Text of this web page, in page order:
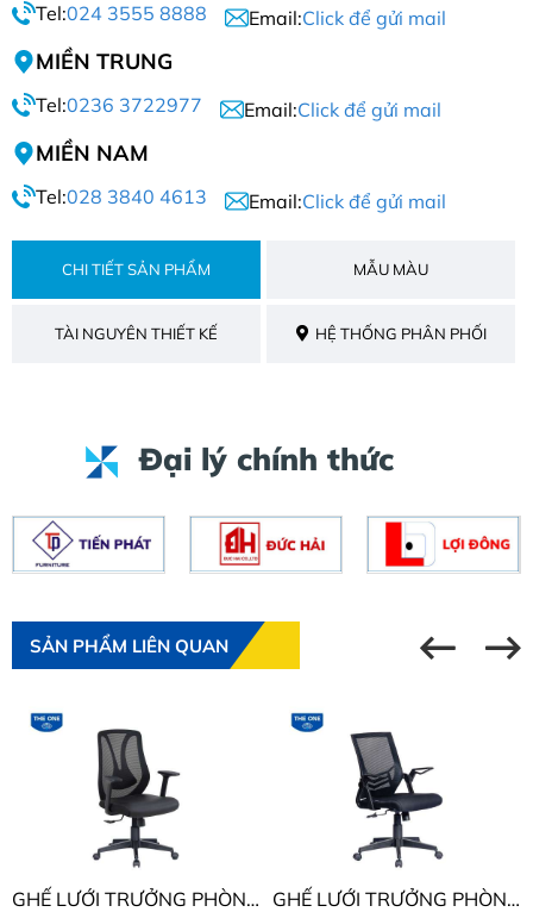
Tel:024 3555 8888 Email:Click để gửi mail
MIỀN TRUNG
Tel:0236 3722977 Email:Click để gửi mail
MIỀN NAM
Tel:028 3840 4613 Email:Click để gửi mail
CHI TIẾT SẢN PHẨM MẪU MÀU
TÀI NGUYÊN THIẾT KẾ HỆ THỐNG PHÂN PHỐI
Đại lý chính thức
SẢN PHẨM LIÊN QUAN
GHẾ LƯỚI TRƯỞNG PHÒNG THE ONE
GHẾ LƯỚI TRƯỞNG PHÒNG THE ONE